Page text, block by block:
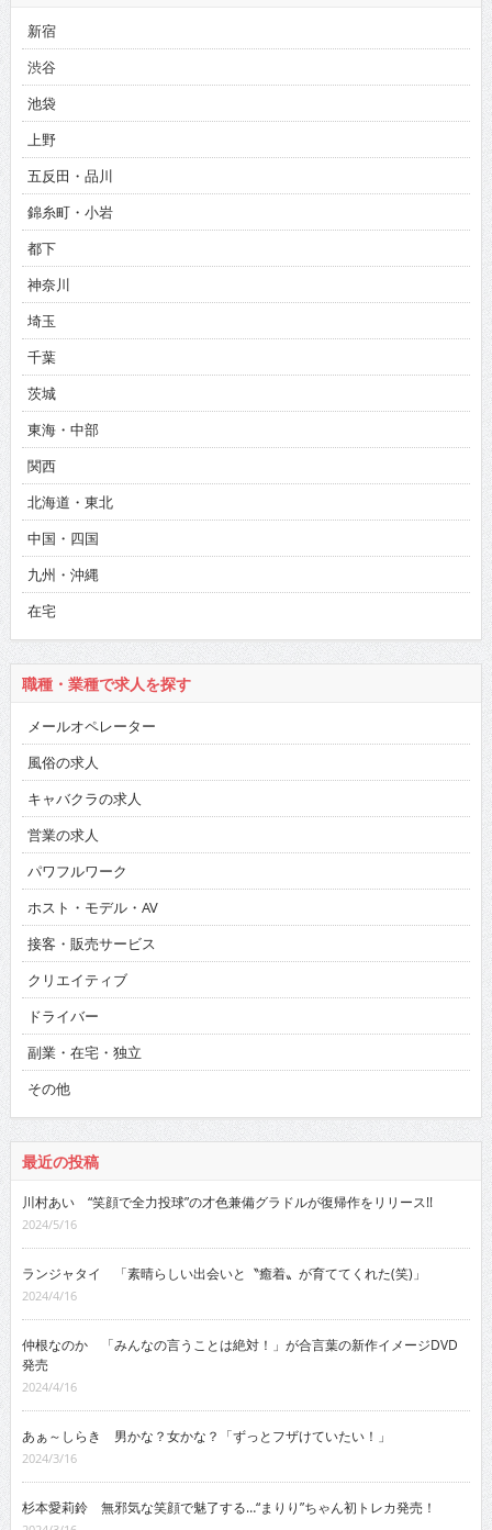
新宿
渋谷
池袋
上野
五反田・品川
錦糸町・小岩
都下
神奈川
埼玉
千葉
茨城
東海・中部
関西
北海道・東北
中国・四国
九州・沖縄
在宅
職種・業種で求人を探す
メールオペレーター
風俗の求人
キャバクラの求人
営業の求人
パワフルワーク
ホスト・モデル・AV
接客・販売サービス
クリエイティブ
ドライバー
副業・在宅・独立
その他
最近の投稿
川村あい “笑顔で全力投球”の才色兼備グラドルが復帰作をリリース!!
2024/5/16
ランジャタイ 「素晴らしい出会いと〝癒着〟が育ててくれた(笑)」
2024/4/16
仲根なのか 「みんなの言うことは絶対！」が合言葉の新作イメージDVD
発売
2024/4/16
あぁ～しらき 男かな？女かな？「ずっとフザけていたい！」
2024/3/16
杉本愛莉鈴 無邪気な笑顔で魅了する…“まりり”ちゃん初トレカ発売！